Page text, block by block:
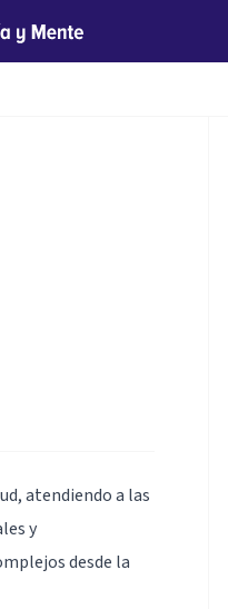
atendiendo a las
y
desde la